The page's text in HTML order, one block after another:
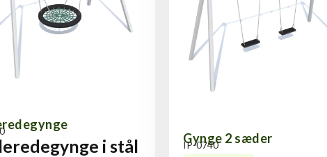
i stål Gynge 2 sæder
IP-0740